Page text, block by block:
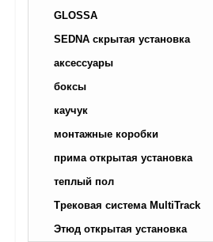
GLOSSA
SEDNA скрытая установка
аксессуары
боксы
каучук
монтажные коробки
прима открытая установка
теплый пол
Трековая система MultiTrack
Этюд открытая установка